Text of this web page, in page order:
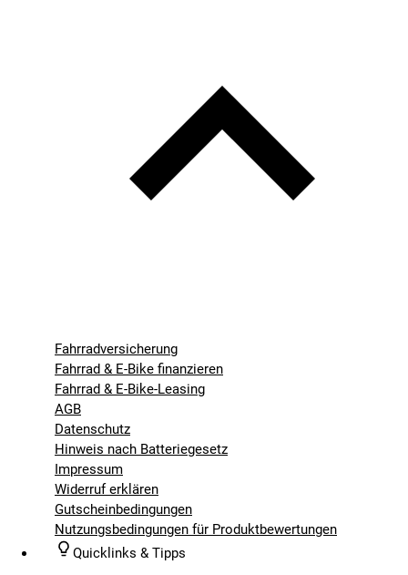
Fahrradversicherung
Fahrrad & E-Bike finanzieren
Fahrrad & E-Bike-Leasing
AGB
Datenschutz
Hinweis nach Batteriegesetz
Impressum
Widerruf erklären
Gutscheinbedingungen
Nutzungsbedingungen für Produktbewertungen
Quicklinks & Tipps